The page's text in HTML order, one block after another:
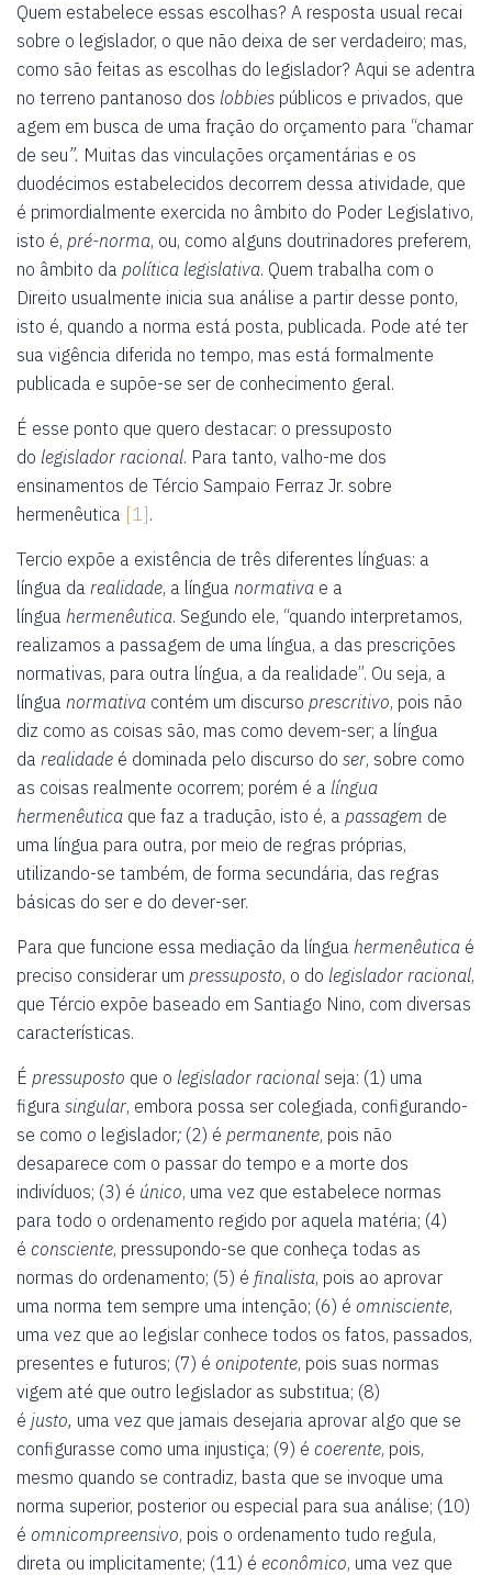
Quem estabelece essas escolhas? A resposta usual recai
sobre o legislador, o que não deixa de ser verdadeiro; mas,
como são feitas as escolhas do legislador? Aqui se adentra
no terreno pantanoso dos lobbies públicos e privados, que
agem em busca de uma fração do orçamento para “chamar
de seu”. Muitas das vinculações orçamentárias e os
duodécimos estabelecidos decorrem dessa atividade, que
é primordialmente exercida no âmbito do Poder Legislativo,
isto é, pré-norma, ou, como alguns doutrinadores preferem,
no âmbito da política legislativa. Quem trabalha com o
Direito usualmente inicia sua análise a partir desse ponto,
isto é, quando a norma está posta, publicada. Pode até ter
sua vigência diferida no tempo, mas está formalmente
publicada e supõe-se ser de conhecimento geral.
É esse ponto que quero destacar: o pressuposto
do legislador racional. Para tanto, valho-me dos
ensinamentos de Tércio Sampaio Ferraz Jr. sobre
hermenêutica [1] .
Tercio expõe a existência de três diferentes línguas: a
língua da realidade, a língua normativa e a
língua hermenêutica. Segundo ele, “quando interpretamos,
realizamos a passagem de uma língua, a das prescrições
normativas, para outra língua, a da realidade”. Ou seja, a
língua normativa contém um discurso prescritivo, pois não
diz como as coisas são, mas como devem-ser; a língua
da realidade é dominada pelo discurso do ser, sobre como
as coisas realmente ocorrem; porém é a língua
hermenêutica que faz a tradução, isto é, a passagem de
uma língua para outra, por meio de regras próprias,
utilizando-se também, de forma secundária, das regras
básicas do ser e do dever-ser.
Para que funcione essa mediação da língua hermenêutica é
preciso considerar um pressuposto, o do legislador racional,
que Tércio expõe baseado em Santiago Nino, com diversas
características.
É pressuposto que o legislador racional seja: (1) uma
figura singular, embora possa ser colegiada, configurando-
se como o legislador; (2) é permanente, pois não
desaparece com o passar do tempo e a morte dos
indivíduos; (3) é único, uma vez que estabelece normas
para todo o ordenamento regido por aquela matéria; (4)
é consciente, pressupondo-se que conheça todas as
normas do ordenamento; (5) é finalista, pois ao aprovar
uma norma tem sempre uma intenção; (6) é omnisciente,
uma vez que ao legislar conhece todos os fatos, passados,
presentes e futuros; (7) é onipotente, pois suas normas
vigem até que outro legislador as substitua; (8)
é justo, uma vez que jamais desejaria aprovar algo que se
configurasse como uma injustiça; (9) é coerente, pois,
mesmo quando se contradiz, basta que se invoque uma
norma superior, posterior ou especial para sua análise; (10)
é omnicompreensivo, pois o ordenamento tudo regula,
direta ou implicitamente; (11) é econômico, uma vez que